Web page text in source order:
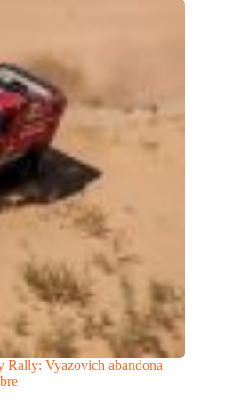
Rally: Vyazovich abandona